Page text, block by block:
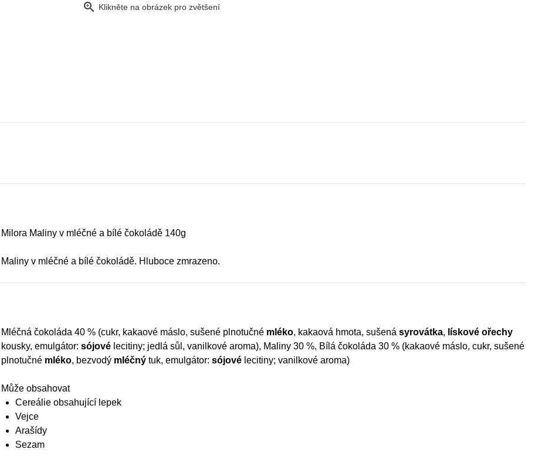
zoom_in Klikněte na obrázek pro zvětšení
Milora Maliny v mléčné a bílé čokoládě 140g
Maliny v mléčné a bílé čokoládě. Hluboce zmrazeno.
Mléčná čokoláda 40 % (cukr, kakaové máslo, sušené plnotučné mléko, kakaová hmota, sušená syrovátka, lískové ořechy
kousky, emulgátor: sójovélecitiny; jedlá sůl, vanilkové aroma), Maliny 30 %, Bílá čokoláda 30 % (kakaové máslo, cukr, sušené
plnotučné mléko, bezvodý mléčnýtuk, emulgátor: sójovélecitiny; vanilkové aroma)
Může obsahovat
Cereálie obsahující lepek
Vejce
Arašídy
Sezam